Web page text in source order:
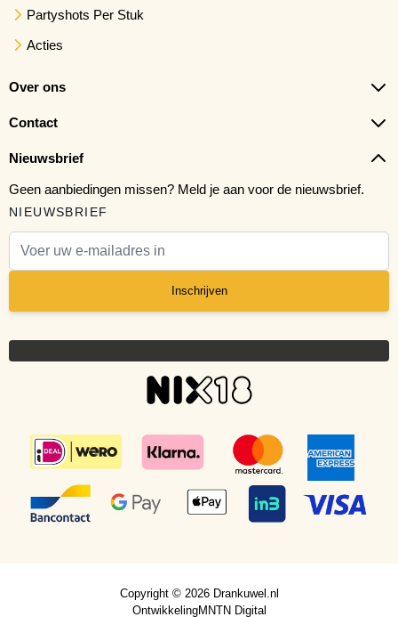
Partyshots Per Stuk
Acties
Over ons
Contact
Nieuwsbrief
Geen aanbiedingen missen? Meld je aan voor de nieuwsbrief.
NIEUWSBRIEF
Inschrijven
Copyright © 2026 Drankuwel.nl
OntwikkelingMNTN Digital